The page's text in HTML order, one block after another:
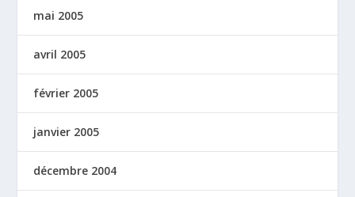
mai 2005
avril 2005
février 2005
janvier 2005
décembre 2004